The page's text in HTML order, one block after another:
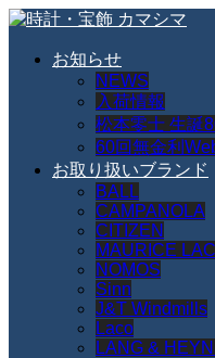
お知らせ
NEWS
入荷情報
松本零士 生誕
60回無金利
お取り扱いブランド
BALL
CAMPANOLA
CITIZEN
MAURICE
NOMOS
Sinn
J&T Windmills
Laco
LANG &